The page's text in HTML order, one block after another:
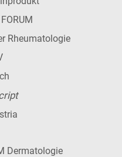
Rheumatologie
Dermatologie